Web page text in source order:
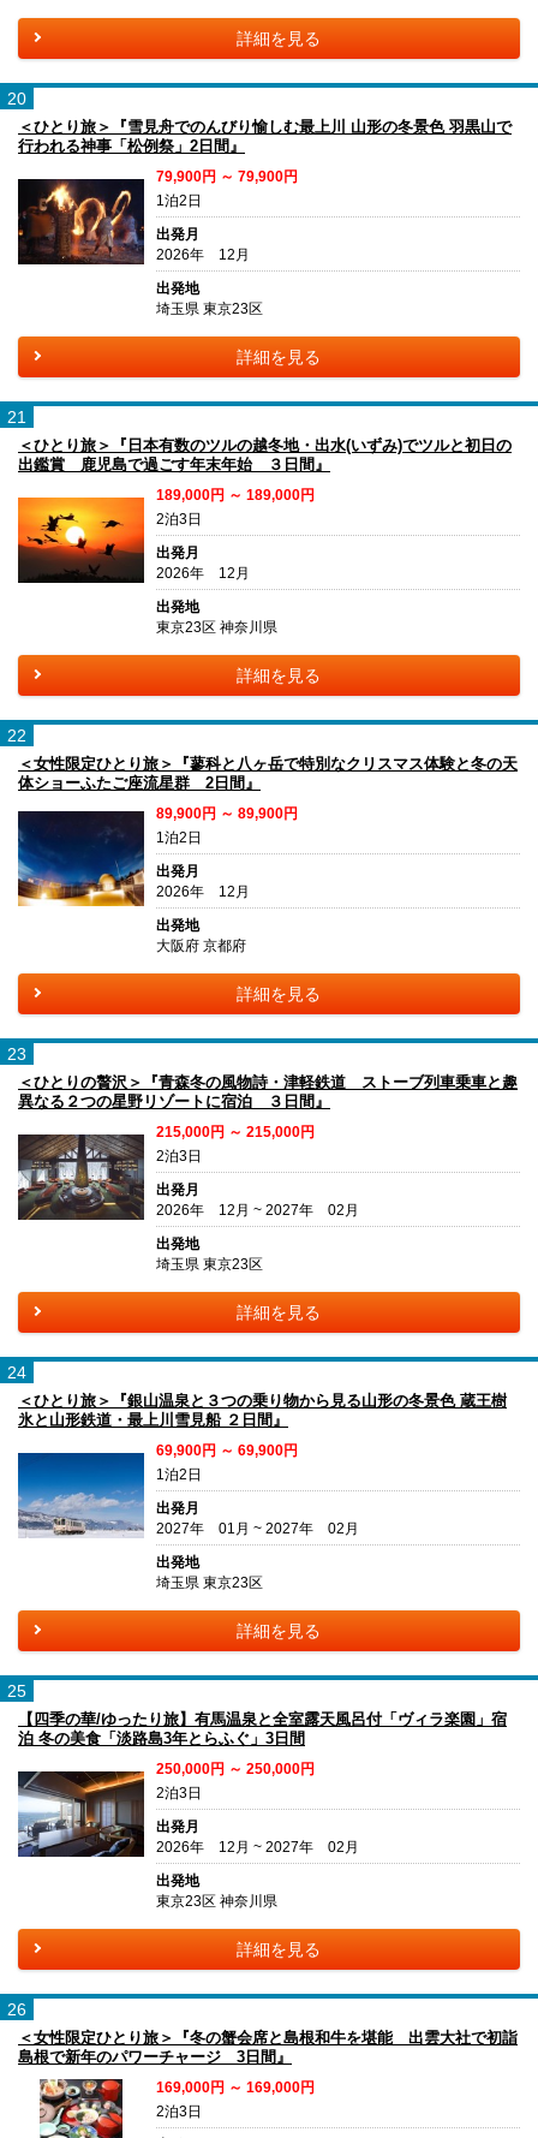
詳細を見る
20
＜ひとり旅＞『雪見舟でのんびり愉しむ最上川 山形の冬景色 羽黒山で
行われる神事「松例祭」2日間』
79,900円 ～ 79,900円
1泊2日
出発月
2026年 12月
出発地
埼玉県 東京23区
詳細を見る
21
＜ひとり旅＞『日本有数のツルの越冬地・出水(いずみ)でツルと初日の
出鑑賞 鹿児島で過ごす年末年始 ３日間』
189,000円 ～ 189,000円
2泊3日
出発月
2026年 12月
出発地
東京23区 神奈川県
詳細を見る
22
＜女性限定ひとり旅＞『蓼科と八ヶ岳で特別なクリスマス体験と冬の天
体ショーふたご座流星群 2日間』
89,900円 ～ 89,900円
1泊2日
出発月
2026年 12月
出発地
大阪府 京都府
詳細を見る
23
＜ひとりの贅沢＞『青森冬の風物詩・津軽鉄道 ストーブ列車乗車と趣
異なる２つの星野リゾートに宿泊 ３日間』
215,000円 ～ 215,000円
2泊3日
出発月
2026年 12月 ~ 2027年 02月
出発地
埼玉県 東京23区
詳細を見る
24
＜ひとり旅＞『銀山温泉と３つの乗り物から見る山形の冬景色 蔵王樹
氷と山形鉄道・最上川雪見船 ２日間』
69,900円 ～ 69,900円
1泊2日
出発月
2027年 01月 ~ 2027年 02月
出発地
埼玉県 東京23区
詳細を見る
25
【四季の華/ゆったり旅】有馬温泉と全室露天風呂付「ヴィラ楽園」宿
泊 冬の美食「淡路島3年とらふぐ」3日間
250,000円 ～ 250,000円
2泊3日
出発月
2026年 12月 ~ 2027年 02月
出発地
東京23区 神奈川県
詳細を見る
26
＜女性限定ひとり旅＞『冬の蟹会席と島根和牛を堪能 出雲大社で初詣
島根で新年のパワーチャージ 3日間』
169,000円 ～ 169,000円
2泊3日